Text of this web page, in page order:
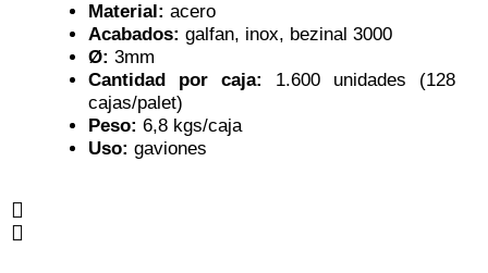
Material: acero
Acabados: galfan, inox, bezinal 3000
Ø: 3mm
Cantidad por caja:
1.600 unidades (128
cajas/palet)
Peso: 6,8 kgs/caja
Uso: gaviones